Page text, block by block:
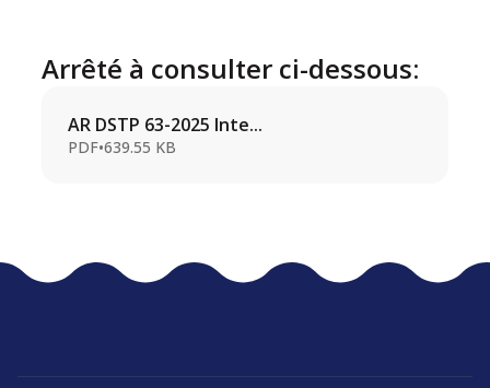
Arrêté à consulter ci-dessous:
AR DSTP 63-2025 Inte...
PDF•639.55 KB